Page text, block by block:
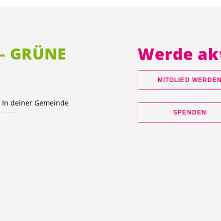
GRÜNE
In deiner Gemeinde
Werde
MITGLIED WERDEN
SPENDEN